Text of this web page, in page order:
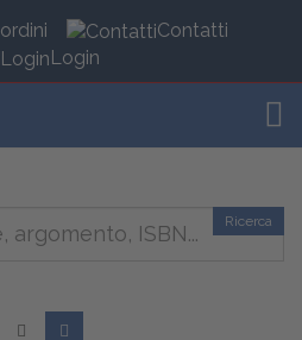
Contatti
Login
Ricerca